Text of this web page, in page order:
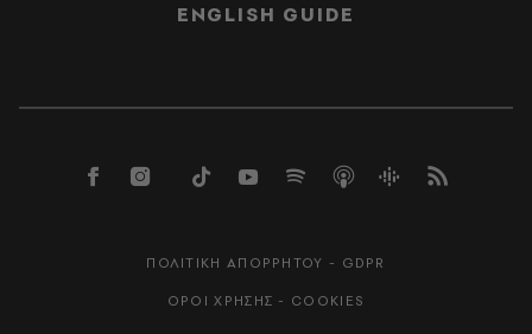
ENGLISH GUIDE
ΠΟΛΙΤΙΚΗ ΑΠΟΡΡΗΤΟΥ - GDPR
ΟΡΟΙ ΧΡΗΣΗΣ - COOKIES